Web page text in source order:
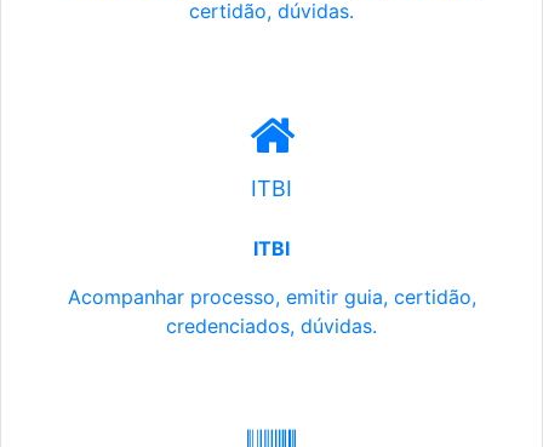
certidão, dúvidas.
ITBI
ITBI
Acompanhar processo, emitir guia, certidão,
credenciados, dúvidas.